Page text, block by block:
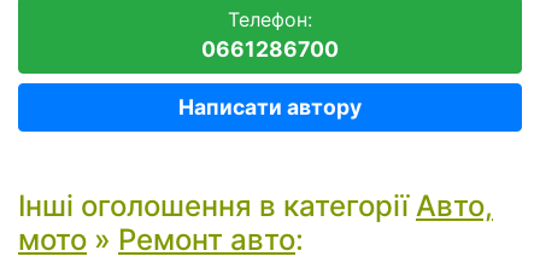
Телефон:
0661286700
Написати автору
Інші оголошення в категоріїАвто,
мото » Ремонт авто: